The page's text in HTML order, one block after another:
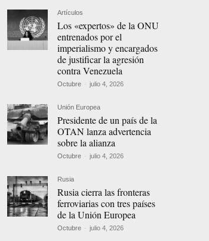
Artículos
Los «expertos» de la ONU
entrenados por el
imperialismo y encargados
de justificar la agresión
contra Venezuela
Octubre - julio 4, 2026
Unión Europea
Presidente de un país de la
OTAN lanza advertencia
sobre la alianza
Octubre - julio 4, 2026
Rusia
Rusia cierra las fronteras
ferroviarias con tres países
de la Unión Europea
Octubre - julio 4, 2026